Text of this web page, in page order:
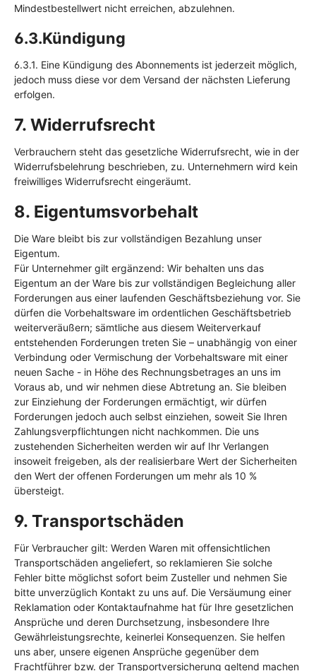
Mindestbestellwert nicht erreichen, abzulehnen.
6.3.Kündigung
6.3.1. Eine Kündigung des Abonnements ist jederzeit möglich,
jedoch muss diese vor dem Versand der nächsten Lieferung
erfolgen.
7. Widerrufsrecht
Verbrauchern steht das gesetzliche Widerrufsrecht, wie in der
Widerrufsbelehrung beschrieben, zu. Unternehmern wird kein
freiwilliges Widerrufsrecht eingeräumt.
8. Eigentumsvorbehalt​​​​​​​
Die Ware bleibt bis zur vollständigen Bezahlung unser
Eigentum.
Für Unternehmer gilt ergänzend: Wir behalten uns das
Eigentum an der Ware bis zur vollständigen Begleichung aller
Forderungen aus einer laufenden Geschäftsbeziehung vor. Sie
dürfen die Vorbehaltsware im ordentlichen Geschäftsbetrieb
weiterveräußern; sämtliche aus diesem Weiterverkauf
entstehenden Forderungen treten Sie – unabhängig von einer
Verbindung oder Vermischung der Vorbehaltsware mit einer
neuen Sache - in Höhe des Rechnungsbetrages an uns im
Voraus ab, und wir nehmen diese Abtretung an. Sie bleiben
zur Einziehung der Forderungen ermächtigt, wir dürfen
Forderungen jedoch auch selbst einziehen, soweit Sie Ihren
Zahlungsverpflichtungen nicht nachkommen. Die uns
zustehenden Sicherheiten werden wir auf Ihr Verlangen
insoweit freigeben, als der realisierbare Wert der Sicherheiten
den Wert der offenen Forderungen um mehr als 10 %
übersteigt.
9. Transportschäden​​​​​​​
Für Verbraucher gilt: Werden Waren mit offensichtlichen
Transportschäden angeliefert, so reklamieren Sie solche
Fehler bitte möglichst sofort beim Zusteller und nehmen Sie
bitte unverzüglich Kontakt zu uns auf. Die Versäumung einer
Reklamation oder Kontaktaufnahme hat für Ihre gesetzlichen
Ansprüche und deren Durchsetzung, insbesondere Ihre
Gewährleistungsrechte, keinerlei Konsequenzen. Sie helfen
uns aber, unsere eigenen Ansprüche gegenüber dem
Frachtführer bzw. der Transportversicherung geltend machen